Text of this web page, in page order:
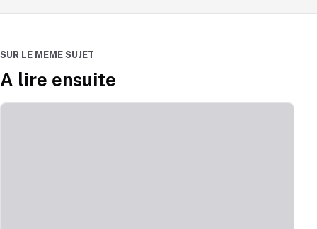
SUR LE MEME SUJET
A lire ensuite